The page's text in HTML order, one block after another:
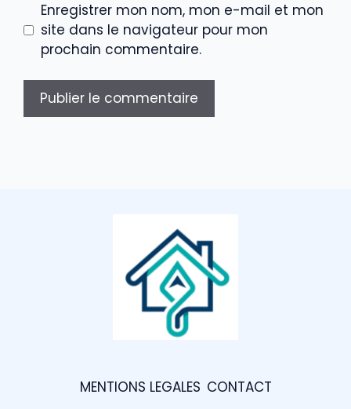
Enregistrer mon nom, mon e-mail et mon
site dans le navigateur pour mon
prochain commentaire.
MENTIONS LEGALES CONTACT